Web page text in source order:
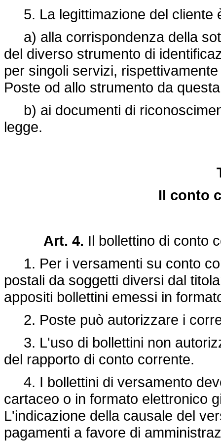
5. La legittimazione del cliente
a) alla corrispondenza della
del diverso strumento di
per singoli servizi,
Poste od allo strumento da
b) ai documenti di
legge.
Il conto
Art. 4. Il bollettino di conto
1. Per i versamenti su conto
postali da soggetti diversi dal
appositi bollettini emessi in
2. Poste può autorizzare i
3. L'uso di bollettini non
del rapporto di conto corrente.
4. I bollettini di versamento
cartaceo o in formato elettronico
L'indicazione della causale del
pagamenti a favore di